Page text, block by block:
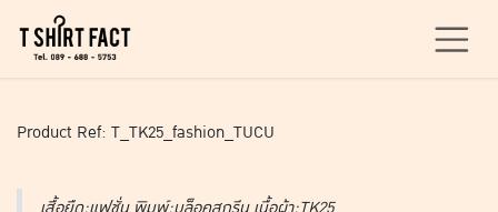
Skip to Content
Product Ref: T_TK25_fashion_TUCU